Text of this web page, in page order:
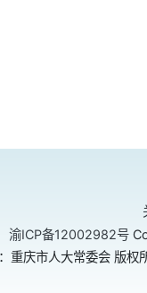
渝ICP备12002982号
重庆市人大常委会 版